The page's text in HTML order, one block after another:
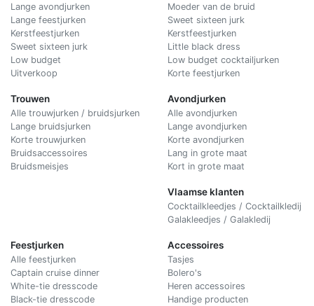
Lange avondjurken
Lange feestjurken
Kerstfeestjurken
Sweet sixteen jurk
Low budget
Uitverkoop
Trouwen
Alle trouwjurken / bruidsjurken
Lange bruidsjurken
Korte trouwjurken
Bruidsaccessoires
Bruidsmeisjes
Moeder van de bruid
Sweet sixteen jurk
Kerstfeestjurken
Little black dress
Low budget cocktailjurken
Korte feestjurken
Avondjurken
Alle avondjurken
Lange avondjurken
Korte avondjurken
Lang in grote maat
Kort in grote maat
Vlaamse klanten
Cocktailkleedjes / Cocktailkledij
Galakleedjes / Galakledij
Feestjurken
Alle feestjurken
Captain cruise dinner
White-tie dresscode
Black-tie dresscode
Accessoires
Tasjes
Bolero's
Heren accessoires
Handige producten